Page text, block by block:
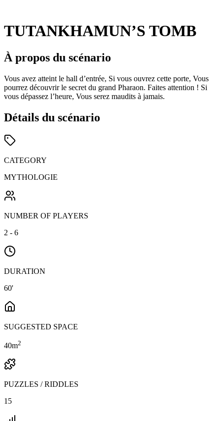
TUTANKHAMUN’S TOMB
À propos du scénario
Vous avez atteint le hall d’entrée, Si vous ouvrez cette porte, Vous
pourrez découvrir le secret du grand Pharaon. Faites attention ! Si
vous dépassez l’heure, Vous serez maudits à jamais.
Détails du scénario
CATEGORY
MYTHOLOGIE
NUMBER OF PLAYERS
2 - 6
DURATION
60'
SUGGESTED SPACE
40m2
PUZZLES / RIDDLES
15